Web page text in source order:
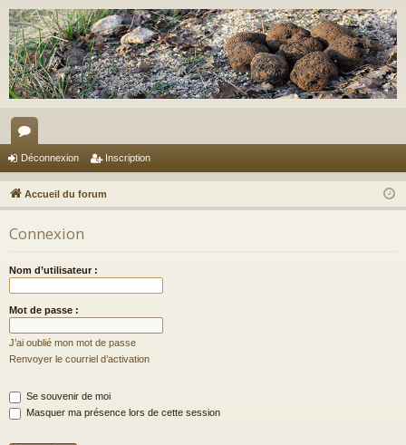
or
u
m
s
Déconnexion Inscription
Accueil du forum
Connexion
Nom d’utilisateur :
Mot de passe :
J’ai oublié mon mot de passe
Renvoyer le courriel d’activation
Se souvenir de moi
Masquer ma présence lors de cette session